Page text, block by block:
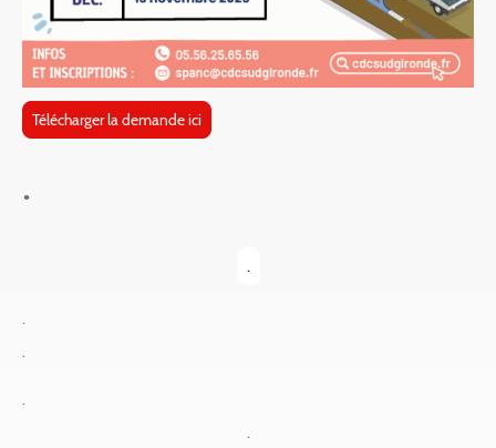
Télécharger la demande ici
.
.
.